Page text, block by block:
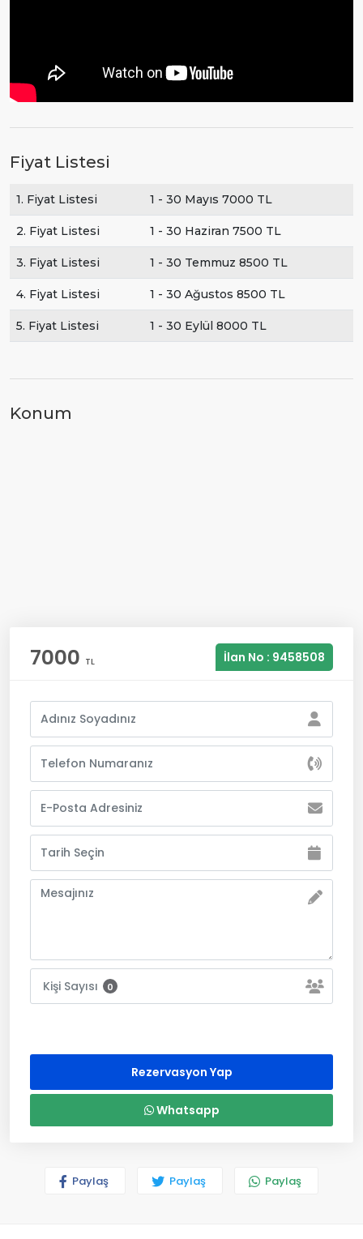
Fiyat Listesi
1. Fiyat Listesi 1 - 30 Mayıs 7000 TL
2. Fiyat Listesi 1 - 30 Haziran 7500 TL
3. Fiyat Listesi 1 - 30 Temmuz 8500 TL
4. Fiyat Listesi 1 - 30 Ağustos 8500 TL
5. Fiyat Listesi 1 - 30 Eylül 8000 TL
Konum
7000 TL İlan No : 9458508
Kişi Sayısı 0
Rezervasyon Yap
Whatsapp
Paylaş Paylaş Paylaş